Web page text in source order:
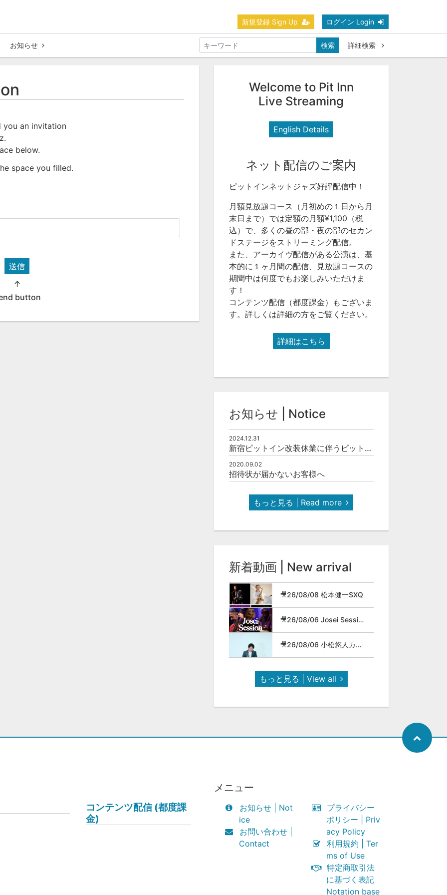
新規登録 Sign Up ログイン Login
お知らせ 検索 詳細検索
you an invitation
below.
space you filled.
送信
↑
button
Welcome to Pit Inn
Live Streaming
English Details
ネット配信のご案内
ピットインネットジャズ好評配信中！
月額見放題コース（月初めの１日から月
末日まで）では定額の月額¥1,100（税
込）で、多くの昼の部・夜の部のセカン
ドステージをストリーミング配信。
また、アーカイヴ配信がある公演は、基
本的に１ヶ月間の配信、見放題コースの
期間中は何度でもお楽しみいただけま
す！
コンテンツ配信（都度課金）もございま
す。詳しくは詳細の方をご覧ください。
詳細はこちら
お知らせ | Notice
2024.12.31
新宿ピットイン改装休業に伴うピットインネットジャズのご案内
2020.09.02
招待状が届かないお客様へ
もっと見る | Read more
新着動画 | New arrival
🎥26/08/08 松本健一SXQ
🎥26/08/06 Josei Session
🎥26/08/06 小松悠人カルテット
もっと見る | View all
コンテンツ配信 (都度課
金)
メニュー
お知らせ | Not
ice
お問い合わせ |
Contact
プライバシー
ポリシー | Priv
acy Policy
利用規約 | Ter
ms of Use
特定商取引法
に基づく表記
Notation base